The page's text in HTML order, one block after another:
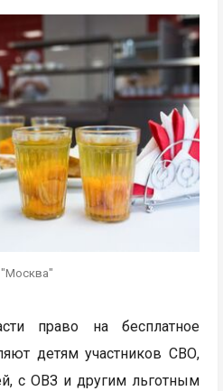
право на бесплатное
детям участников СВО,
с ОВЗ и другим льготным